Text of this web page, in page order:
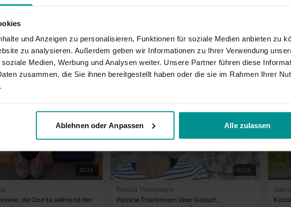
und Anzeigen zu personalisieren, Funktionen für soziale Medien anbieten zu
zu analysieren. Außerdem geben wir Informationen zu Ihrer Verwendung
Medien, Werbung und Analysen weiter. Unsere Partner führen diese
zusammen, die Sie ihnen bereitgestellt haben oder die sie im Rahmen Ihrer
Ablehnen oder Anpassen Alle zulassen
02:19
die Don'ts während der
03:28
Patricia Thielemann
Patricia Thielemann über Geburt,